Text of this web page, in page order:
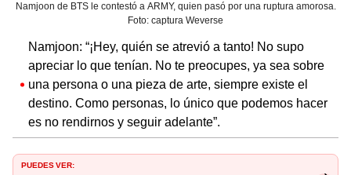
Namjoon de BTS le contestó a ARMY, quien pasó por una ruptura amorosa.
Foto: captura Weverse
Namjoon: “¡Hey, quién se atrevió a tanto! No supo
apreciar lo que tenían. No te preocupes, ya sea sobre
una persona o una pieza de arte, siempre existe el
destino. Como personas, lo único que podemos hacer
es no rendirnos y seguir adelante”.
PUEDES VER: